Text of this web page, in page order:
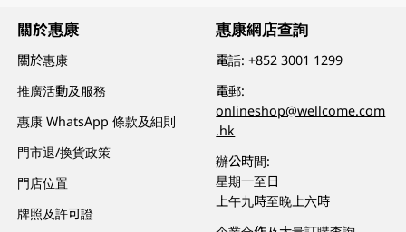
關於惠康
關於惠康
推廣活動及服務
惠康 WhatsApp 條款及細則
門市退/換貨政策
門店位置
牌照及許可證
惠康網店查詢
電話:+852 3001 1299
電郵:
onlineshop@wellcome.com
.hk
辦公時間:
星期一至日
上午九時至晚上六時